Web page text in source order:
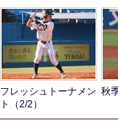
フレッシュトーナメン
ト（2/2）
秋